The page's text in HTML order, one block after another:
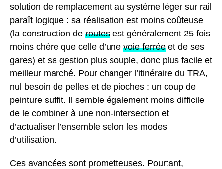
solution de remplacement au système léger sur rail
paraît logique : sa réalisation est moins coûteuse
(la construction de routes est généralement 25 fois
moins chère que celle d’une voie ferrée et de ses
gares) et sa gestion plus souple, donc plus facile et
meilleur marché. Pour changer l’itinéraire du TRA,
nul besoin de pelles et de pioches : un coup de
peinture suffit. Il semble également moins difficile
de le combiner à une non-intersection et
d’actualiser l’ensemble selon les modes
d’utilisation.
Ces avancées sont prometteuses. Pourtant,